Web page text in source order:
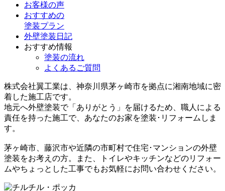
お客様の声
おすすめの
塗装プラン
外壁塗装日記
おすすめ情報
塗装の流れ
よくあるご質問
株式会社翼工業は、神奈川県茅ヶ崎市を拠点に湘南地域に密
着した施工店です。
地元へ外壁塗装で「ありがとう」
を届けるため、職人による
責任を持った施工で、あなたのお家を塗装･リフォームしま
す。
茅ヶ崎市、藤沢市や近隣の市町村で住宅･マンションの外壁
塗装をお考えの方。また、トイレやキッチンなどのリフォー
ムやちょっとした工事でもお気軽にお問い合わせください。